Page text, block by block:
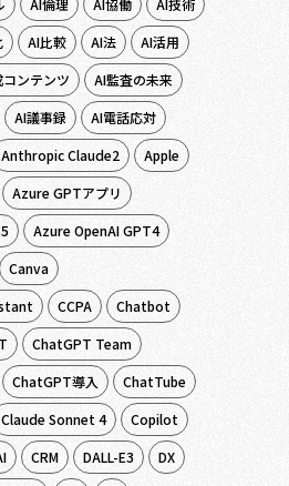
AI倫理 AI協働
AI技術
AI比較 AI法
AI活用
ンテンツ
AI監査の未来
AI議事録
AI電話応対
Anthropic Claude2
Apple
Azure GPTアプリ
Azure OpenAI GPT4
Canva
CCPA
Chatbot
ChatGPT Team
ChatGPT導入
ChatTube
Claude Sonnet 4
Copilot
CRM DALL-E3
DX